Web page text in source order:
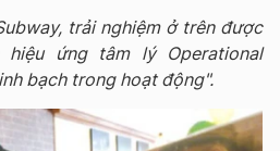
trải nghiệm ở trên được
ứng tâm lý Operational
bạch trong hoạt động".